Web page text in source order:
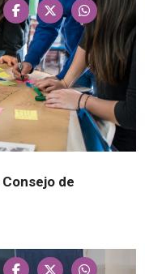
de